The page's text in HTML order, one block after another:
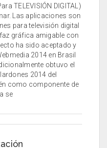
TELEVISIÓN DIGITAL)
Las aplicaciones son
para televisión digital
gráfica amigable con
ha sido aceptado y
2014 en Brasil
obtuvo el
2014 del
como componente de
se